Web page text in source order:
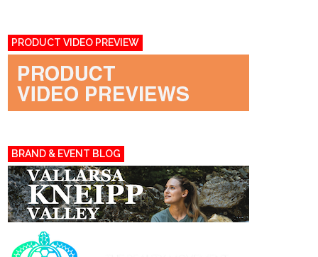
PRODUCT VIDEO PREVIEW
BRAND & EVENT BLOG